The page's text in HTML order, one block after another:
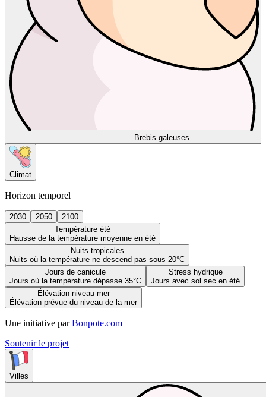
Brebis galeuses
Climat
Horizon temporel
2030 2050
2100
Température été
Hausse de la température moyenne en été
Nuits tropicales
Nuits où la température ne descend pas sous 20°C
Jours de canicule
Jours où la température dépasse 35°C
Stress hydrique
Jours avec sol sec en été
Élévation niveau mer
Élévation prévue du niveau de la mer
Une initiative par Bonpote.com
Soutenir le projet
Villes